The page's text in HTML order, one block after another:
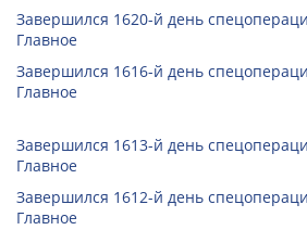
Завершился 1620-й день
Главное
Завершился 1616-й день
Главное
Завершился 1613-й день
Главное
Завершился 1612-й день
Главное